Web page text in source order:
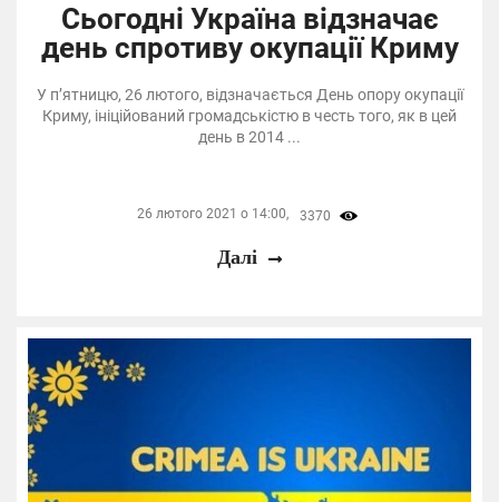
Сьогодні Україна відзначає
день спротиву окупації Криму
У п’ятницю, 26 лютого, відзначається День опору окупації
Криму, ініційований громадськістю в честь того, як в цей
день в 2014 ...
26 лютого 2021 о 14:00, 3370
Далі